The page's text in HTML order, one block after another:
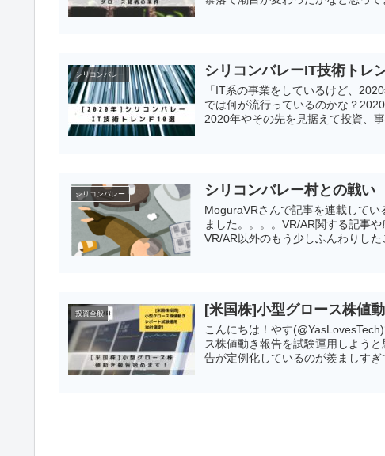
シリコンバレー シリコンバレーIT技術トレ
「IT系の事業をしているけど、
では何が流行っているのかな？
2020年やその先を見据えて投資、
シリコンバレー シリコンバレー村との戦い
MoguraVRさんで記事を連載して
ました。。。。VR/AR関する記事
VR/AR以外のもう少しふんわりした
投資全般 [米国株]小型グロース株値
こんにちは！やす
ス株値動き報告を試験運用しよう
告が定例化しているのが羨ましすぎ